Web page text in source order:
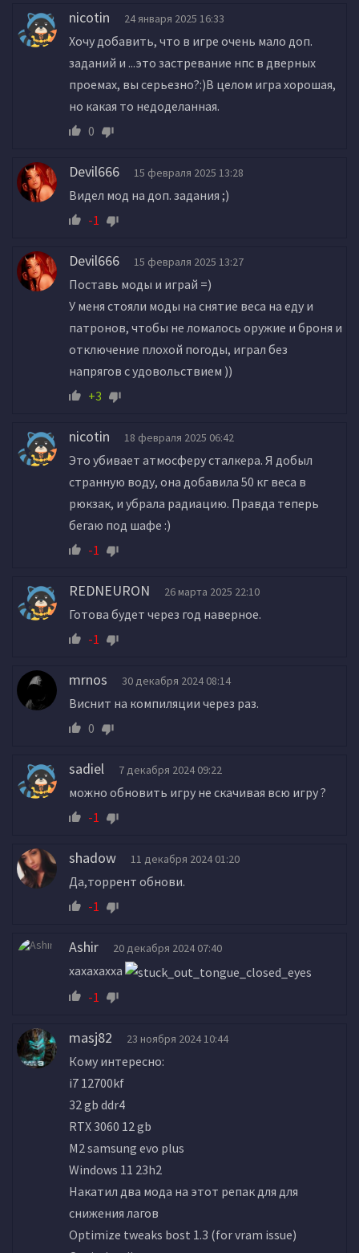
nicotin 24 января 2025 16:33
Хочу добавить, что в игре очень мало доп.
заданий и ...это застревание нпс в дверных
проемах, вы серьезно?:)В целом игра хорошая,
но какая то недоделанная.
0
Devil666 15 февраля 2025 13:28
Видел мод на доп. задания ;)
-1
Devil666 15 февраля 2025 13:27
Поставь моды и играй =)
У меня стояли моды на снятие веса на еду и
патронов, чтобы не ломалось оружие и броня и
отключение плохой погоды, играл без
напрягов с удовольствием ))
+3
nicotin 18 февраля 2025 06:42
Это убивает атмосферу сталкера. Я добыл
странную воду, она добавила 50 кг веса в
рюкзак, и убрала радиацию. Правда теперь
бегаю под шафе :)
-1
REDNEURON 26 марта 2025 22:10
Готова будет через год наверное.
-1
mrnos 30 декабря 2024 08:14
Виснит на компиляции через раз.
0
sadiel 7 декабря 2024 09:22
можно обновить игру не скачивая всю игру ?
-1
shadow 11 декабря 2024 01:20
Да,торрент обнови.
-1
Ashir 20 декабря 2024 07:40
хахахахха
-1
masj82 23 ноября 2024 10:44
Кому интересно:
i7 12700kf
32 gb ddr4
RTX 3060 12 gb
M2 samsung evo plus
Windows 11 23h2
Накатил два мода на этот репак для для
снижения лагов
Optimize tweaks bost 1.3 (for vram issue)